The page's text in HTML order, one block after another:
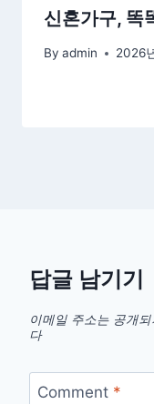
신혼가구, 똑
By admin 2026
답글 남기기
이메일 주소는 공개
다
Comment *